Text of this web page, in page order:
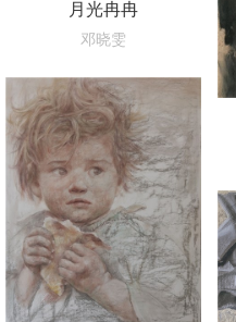
月光冉冉
邓晓雯